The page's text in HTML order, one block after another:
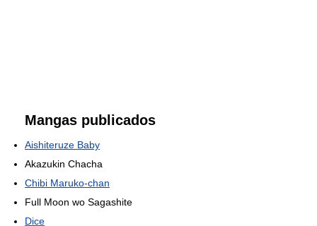
Mangas publicados
Aishiteruze Baby
Akazukin Chacha
Chibi Maruko-chan
Full Moon wo Sagashite
Dice